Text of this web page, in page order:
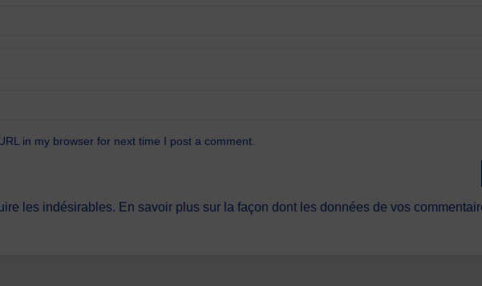
in my browser for next time I post a comment.
les indésirables. En savoir plus sur la façon dont les données de vos